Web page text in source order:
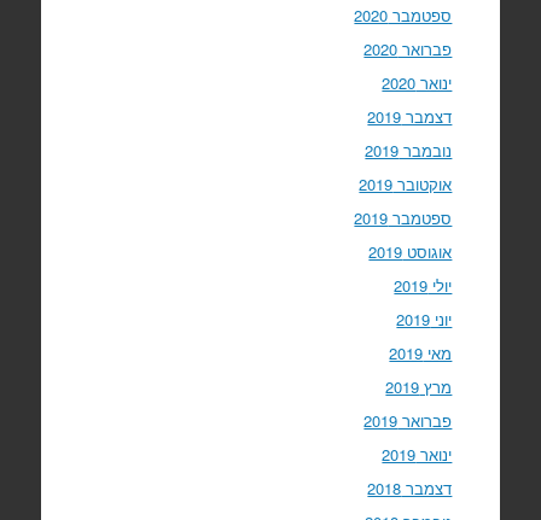
ספטמבר 2020
פברואר 2020
ינואר 2020
דצמבר 2019
נובמבר 2019
אוקטובר 2019
ספטמבר 2019
אוגוסט 2019
יולי 2019
יוני 2019
מאי 2019
מרץ 2019
פברואר 2019
ינואר 2019
דצמבר 2018